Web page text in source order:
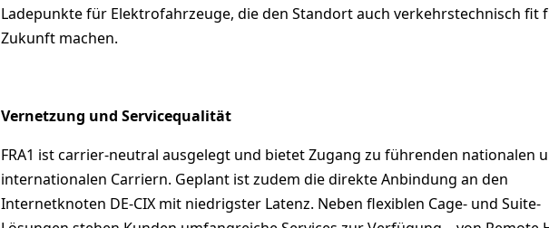
Ladepunkte für Elektrofahrzeuge, die den Standort auch verkehrstechnisch fit
Zukunft machen.
Vernetzung und Servicequalität
FRA1 ist carrier-neutral ausgelegt und bietet Zugang zu führenden nationalen
internationalen Carriern. Geplant ist zudem die direkte Anbindung an den
Internetknoten DE-CIX mit niedrigster Latenz. Neben flexiblen Cage- und Suite-